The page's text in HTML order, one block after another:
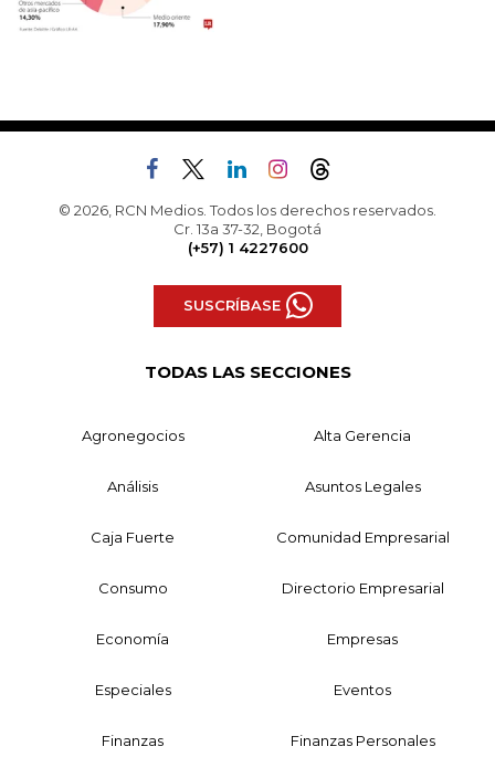
© 2026, RCN Medios. Todos los derechos reservados.
Cr. 13a 37-32, Bogotá
(+57) 1 4227600
SUSCRÍBASE
TODAS LAS SECCIONES
Agronegocios Alta Gerencia
Análisis Asuntos Legales
Caja Fuerte Comunidad Empresarial
Consumo Directorio Empresarial
Economía Empresas
Especiales Eventos
Finanzas Finanzas Personales